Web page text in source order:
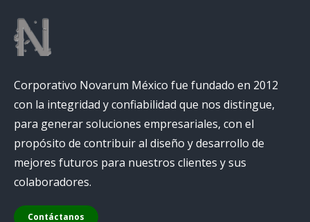
Corporativo Novarum México fue fundado en 2012
con la integridad y confiabilidad que nos distingue,
para generar soluciones empresariales, con el
propósito de contribuir al diseño y desarrollo de
mejores futuros para nuestros clientes y sus
colaboradores.
Contáctanos